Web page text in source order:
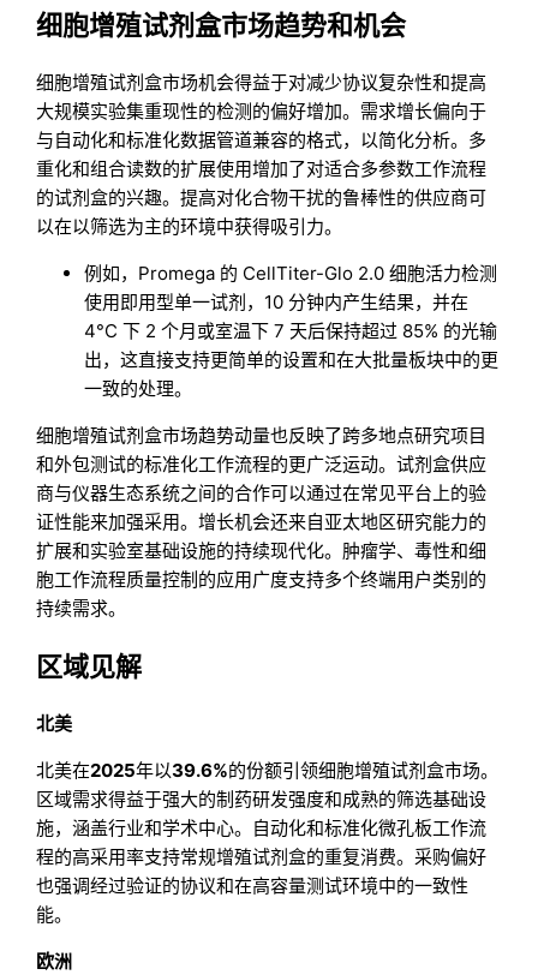
细胞增殖试剂盒市场趋势和机会
细胞增殖试剂盒市场机会得益于对减少协议复杂性和提高
大规模实验集重现性的检测的偏好增加。需求增长偏向于
与自动化和标准化数据管道兼容的格式，以简化分析。多
重化和组合读数的扩展使用增加了对适合多参数工作流程
的试剂盒的兴趣。提高对化合物干扰的鲁棒性的供应商可
以在以筛选为主的环境中获得吸引力。
例如，Promega 的 CellTiter-Glo 2.0 细胞活力检测
使用即用型单一试剂，10 分钟内产生结果，并在
4°C 下 2 个月或室温下 7 天后保持超过 85% 的光输
出，这直接支持更简单的设置和在大批量板块中的更
一致的处理。
细胞增殖试剂盒市场趋势动量也反映了跨多地点研究项目
和外包测试的标准化工作流程的更广泛运动。试剂盒供应
商与仪器生态系统之间的合作可以通过在常见平台上的验
证性能来加强采用。增长机会还来自亚太地区研究能力的
扩展和实验室基础设施的持续现代化。肿瘤学、毒性和细
胞工作流程质量控制的应用广度支持多个终端用户类别的
持续需求。
区域见解
北美
北美在2025年以39.6%的份额引领细胞增殖试剂盒市场。
区域需求得益于强大的制药研发强度和成熟的筛选基础设
施，涵盖行业和学术中心。自动化和标准化微孔板工作流
程的高采用率支持常规增殖试剂盒的重复消费。采购偏好
也强调经过验证的协议和在高容量测试环境中的一致性
能。
欧洲